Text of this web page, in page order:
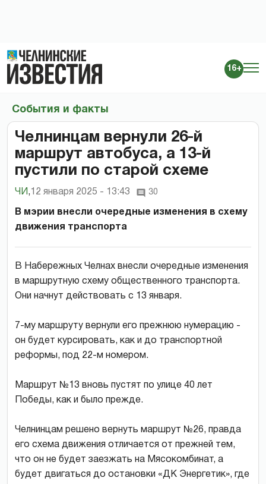
16+
События и факты
Челнинцам вернули 26-й
маршрут автобуса, а 13-й
пустили по старой схеме
ЧИ , 12 января 2025 - 13:43 30
В мэрии внесли очередные изменения в схему
движения транспорта
В Набережных Челнах внесли очередные изменения
в маршрутную схему общественного транспорта.
Они начнут действовать с 13 января.
7-му маршруту вернули его прежнюю нумерацию -
он будет курсировать, как и до транспортной
реформы, под 22-м номером.
Маршрут №13 вновь пустят по улице 40 лет
Победы, как и было прежде.
Челнинцам решено вернуть маршрут №26, правда
его схема движения отличается от прежней тем,
что он не будет заезжать на Мясокомбинат, а
будет двигаться до остановки «ДК Энергетик», где